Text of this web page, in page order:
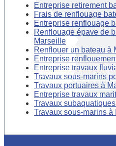
Entreprise retirement
Frais de renflouage
Entreprise renflouage
Renflouage épave de
Marseille
Renflouer un bateau à
Entreprise
Entreprise travaux
Travaux sous-marins
Travaux portuaires à
Entreprise travaux
Travaux
Travaux sous-marins à